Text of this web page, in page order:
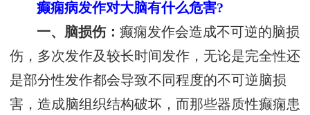
癫痫病发作对大脑有什么危害?
一、脑损伤：癫痫发作会造成不可逆的脑损
伤，多次发作及较长时间发作，无论是完全性还
是部分性发作都会导致不同程度的不可逆脑损
害，造成脑组织结构破坏，而那些器质性癫痫患